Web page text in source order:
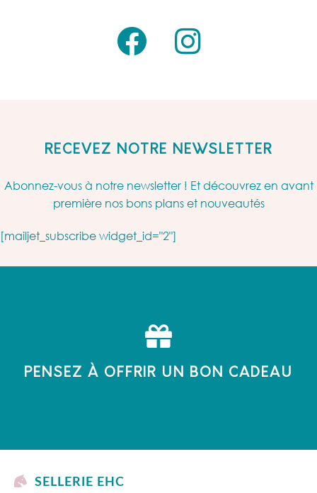
RECEVEZ NOTRE NEWSLETTER
Abonnez-vous à notre newsletter ! Et découvrez en avant
première nos bons plans et nouveautés
[mailjet_subscribe widget_id="2"]
PENSEZ À OFFRIR UN BON CADEAU
SELLERIE EHC